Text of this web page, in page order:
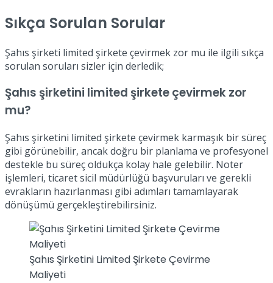
Sıkça Sorulan Sorular
Şahıs şirketi limited şirkete çevirmek zor mu ile ilgili sıkça
sorulan soruları sizler için derledik;
Şahıs şirketini limited şirkete çevirmek zor
mu?
Şahıs şirketini limited şirkete çevirmek karmaşık bir süreç
gibi görünebilir, ancak doğru bir planlama ve profesyonel
destekle bu süreç oldukça kolay hale gelebilir. Noter
işlemleri, ticaret sicil müdürlüğü başvuruları ve gerekli
evrakların hazırlanması gibi adımları tamamlayarak
dönüşümü gerçekleştirebilirsiniz.
Şahıs Şirketini Limited Şirkete Çevirme
Maliyeti